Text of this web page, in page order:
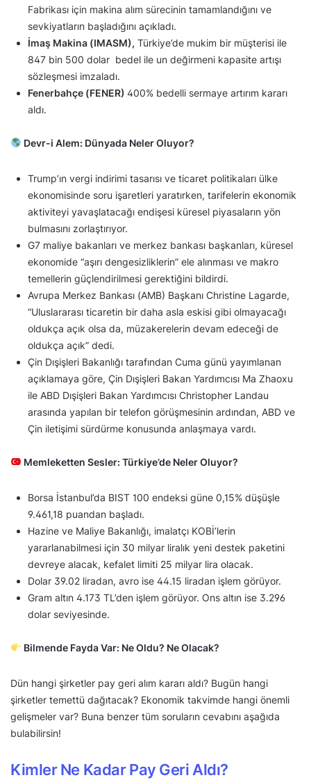
Fabrikası için makina alım sürecinin tamamlandığını ve
sevkiyatların başladığını açıkladı.
İmaş Makina (IMASM), Türkiye’de mukim bir müşterisi ile
847 bin 500 dolar bedel ile un değirmeni kapasite artışı
sözleşmesi imzaladı.
Fenerbahçe (FENER) 400% bedelli sermaye artırım kararı
aldı.
Devr-i Alem: Dünyada Neler Oluyor?
Trump’ın vergi indirimi tasarısı ve ticaret politikaları ülke
ekonomisinde soru işaretleri yaratırken, tarifelerin ekonomik
aktiviteyi yavaşlatacağı endişesi küresel piyasaların yön
bulmasını zorlaştırıyor.
G7 maliye bakanları ve merkez bankası başkanları, küresel
ekonomide “aşırı dengesizliklerin” ele alınması ve makro
temellerin güçlendirilmesi gerektiğini bildirdi.
Avrupa Merkez Bankası (AMB) Başkanı Christine Lagarde,
“Uluslararası ticaretin bir daha asla eskisi gibi olmayacağı
oldukça açık olsa da, müzakerelerin devam edeceği de
oldukça açık” dedi.
Çin Dışişleri Bakanlığı tarafından Cuma günü yayımlanan
açıklamaya göre, Çin Dışişleri Bakan Yardımcısı Ma Zhaoxu
ile ABD Dışişleri Bakan Yardımcısı Christopher Landau
arasında yapılan bir telefon görüşmesinin ardından, ABD ve
Çin iletişimi sürdürme konusunda anlaşmaya vardı.
Memleketten Sesler: Türkiye’de Neler Oluyor?
Borsa İstanbul’da BIST 100 endeksi güne 0,15% düşüşle
9.461,18 puandan başladı.
Hazine ve Maliye Bakanlığı, imalatçı KOBİ’lerin
yararlanabilmesi için 30 milyar liralık yeni destek paketini
devreye alacak, kefalet limiti 25 milyar lira olacak.
Dolar 39.02 liradan, avro ise 44.15 liradan işlem görüyor.
Gram altın 4.173 TL’den işlem görüyor. Ons altın ise 3.296
dolar seviyesinde.
Bilmende Fayda Var: Ne Oldu? Ne Olacak?
Dün hangi şirketler pay geri alım kararı aldı? Bugün hangi
şirketler temettü dağıtacak? Ekonomik takvimde hangi önemli
gelişmeler var? Buna benzer tüm soruların cevabını aşağıda
bulabilirsin!
Kimler Ne Kadar Pay Geri Aldı?